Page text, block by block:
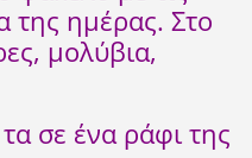
της ημέρας. Στο
μολύβια,
σε ένα ράφι της